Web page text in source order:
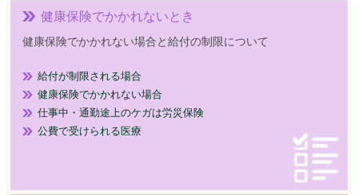
健康保険でかかれないとき
健康保険でかかれない場合と給付の制限について
給付が制限される場合
健康保険でかかれない場合
仕事中・通勤途上のケガは労災保険
公費で受けられる医療